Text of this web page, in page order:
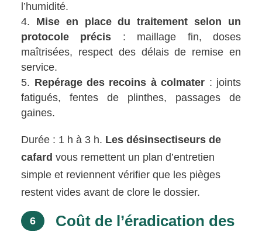
l’humidité.
Mise en place du traitement selon un
protocole précis : maillage fin, doses
maîtrisées, respect des délais de remise en
service.
Repérage des recoins à colmater : joints
fatigués, fentes de plinthes, passages de
gaines.
Durée : 1 h à 3 h. Les désinsectiseurs de
cafard vous remettent un plan d’entretien
simple et reviennent vérifier que les pièges
restent vides avant de clore le dossier.
6
Coût de l’éradication des